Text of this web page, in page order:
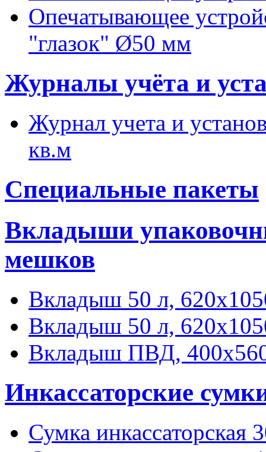
Опечатывающее
"глазок" Ø50 мм
Журналы учёта и
Журнал учета и
кв.м
Специальные пакеты
Вкладыши
мешков
Вкладыш 50 л,
Вкладыш 50 л,
Вкладыш ПВД,
Инкассаторские
Сумка инкассаторская